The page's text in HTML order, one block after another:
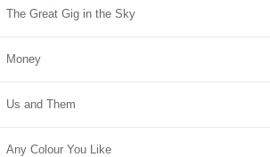
The Great Gig in the Sky
Money
Us and Them
Any Colour You Like